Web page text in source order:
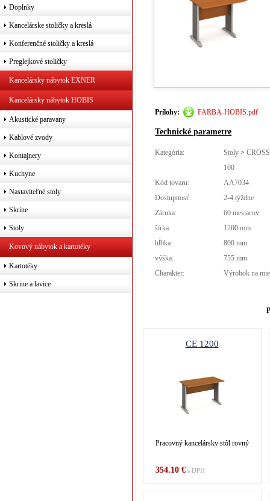
Doplnky
Kancelárske stoličky a kreslá
Konferenčné stoličky a kreslá
Preglejkové stoličky
Kancelársky nábytok EXNER
Kancelársky nábytok HOBIS
Akustické paravany
Kablové zvody
Kontajnery
Kuchyne
Nastaviteľné stoly
Skrine
Stoly
Kovový nábytok a kartotéky
Kartotéky
Skrine a lavice
Prílohy: FARBA-HOBIS.pdf
Technické parametre
Kategória: Stoly> CROSS
100
Kód tovaru:
AA7034
Dostupnosť:
2-4 týždne
Záruka:
60 mesiacov
šírka:
1200 mm
hĺbka:
800 mm
výška:
755 mm
Charakter:
Výrobok na
CE 1200
Pracovný kancelársky stôl rovný
354.10 €s DPH